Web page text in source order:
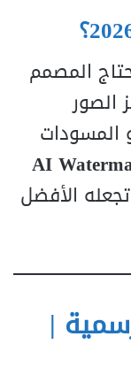
المصمم
الصور
المسودات
AI
الأفضل
|